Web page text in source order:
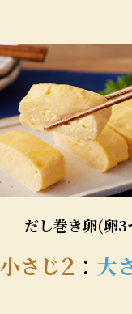
だし巻き卵(卵3
小さじ2 ： 大